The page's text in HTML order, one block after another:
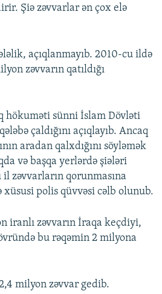
Şiə zəvvarlar ən çox elə
açıqlanmayıb. 2010-cu ildə
zəvvarın qatıldığı
hökuməti sünni İslam Dövləti
çaldığını açıqlayıb. Ancaq
aradan qalxdığını söyləmək
və başqa yerlərdə şiələri
zəvvarların qorunmasına
xüsusi polis qüvvəsi cəlb olunub.
iranlı zəvvarın İraqa keçdiyi,
bu rəqəmin 2 milyona
milyon zəvvar gedib.